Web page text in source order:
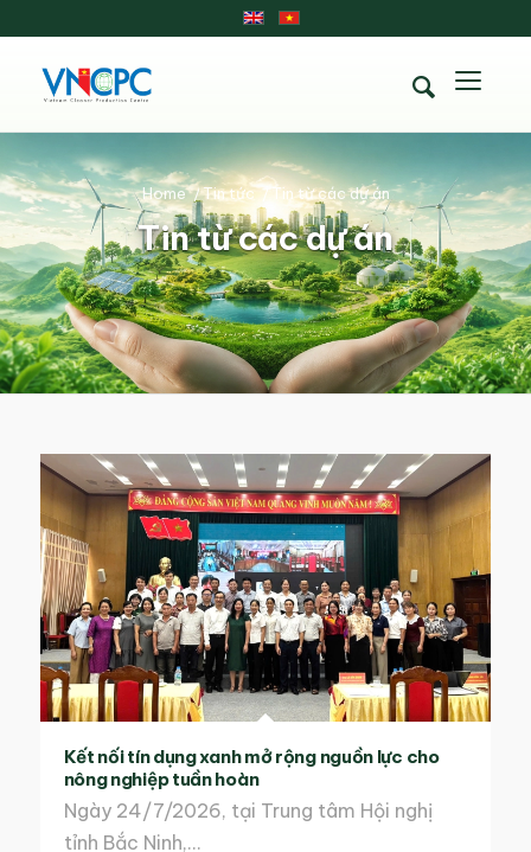
Tin từ các dự án
Home /Tin tức /Tin từ các dự án
Kết nối tín dụng xanh mở rộng nguồn lực cho
nông nghiệp tuần hoàn
Ngày 24/7/2026, tại Trung tâm Hội nghị
tỉnh Bắc Ninh,…